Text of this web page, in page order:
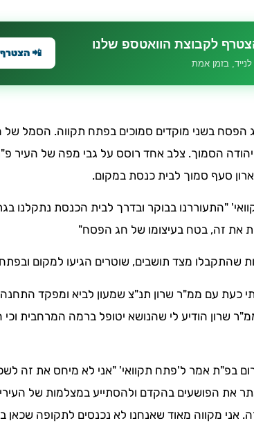
לקבוצת הוואטספ שלנו
בזמן אמת
📲
הפסח בשני מוקדים סמוכים בפתח תקווה. הסמל של
יהודה הסמוך. צלב אחד רוסס על גבי מפה של העיר
ארון סעף סמוך לבית כנסת במקום.
"התעוררנו בבוקר ובדרך לבית הכנסת נתקלנו
את זה, בטח בעיצומו של חג הפסח"
שהתקבלו מצד תושבים, שוטרים הגיעו למקום
כעת עם ממ"ר שרון תנ"צ שמעון לביא ומפקד
שרון הודיע לי שהנושא יטופל ברמה המרחבית וכי
בפ"ת אמר ל'פתח תקוואי' "אני לא מיחס את זה
את הפושעים בהקדם ולהסתייע במצלמות של
אני מקווה מאוד שאנחנו לא נכנסים לתקופה שכאן